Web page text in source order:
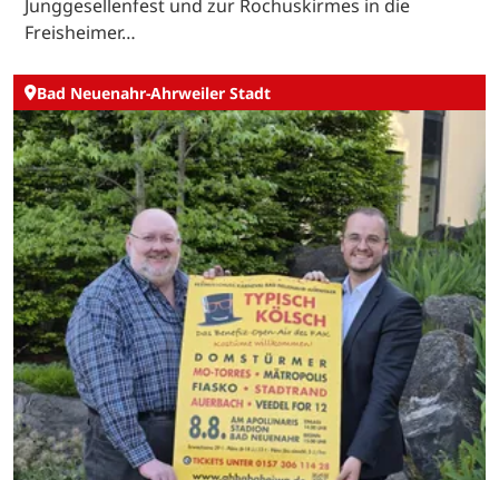
Junggesellenfest und zur Rochuskirmes in die
Freisheimer…
Bad Neuenahr-Ahrweiler Stadt